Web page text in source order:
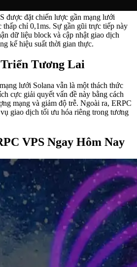
được đặt chiến lược gần mạng lưới
thấp chỉ 0,1ms. Sự gần gũi trực tiếp này
dữ liệu block và cập nhật giao dịch
kể hiệu suất thời gian thực.
Tương Lai
lưới Solana vẫn là một thách thức
cực giải quyết vấn đề này bằng cách
mạng và giảm độ trễ. Ngoài ra, ERPC
giao dịch tối ưu hóa riêng trong tương
VPS Ngay Hôm Nay